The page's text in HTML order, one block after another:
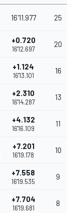
16'11.977 25
+0.720
16'12.697
20
+1.124
16'13.101
16
+2.310
16'14.287
13
+4.132
16'16.109
11
+7.201
16'19.178
10
+7.558
16'19.535
9
+7.704
16'19.681
8